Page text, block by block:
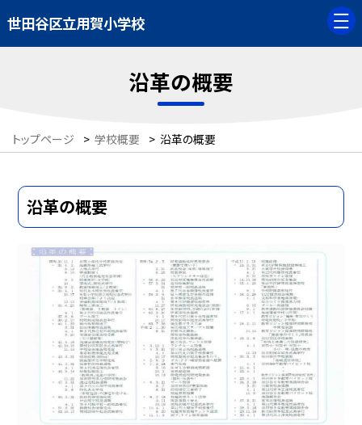
世田谷区立用賀小学校
沿革の概要
トップページ > 学校概要 > 沿革の概要
沿革の概要